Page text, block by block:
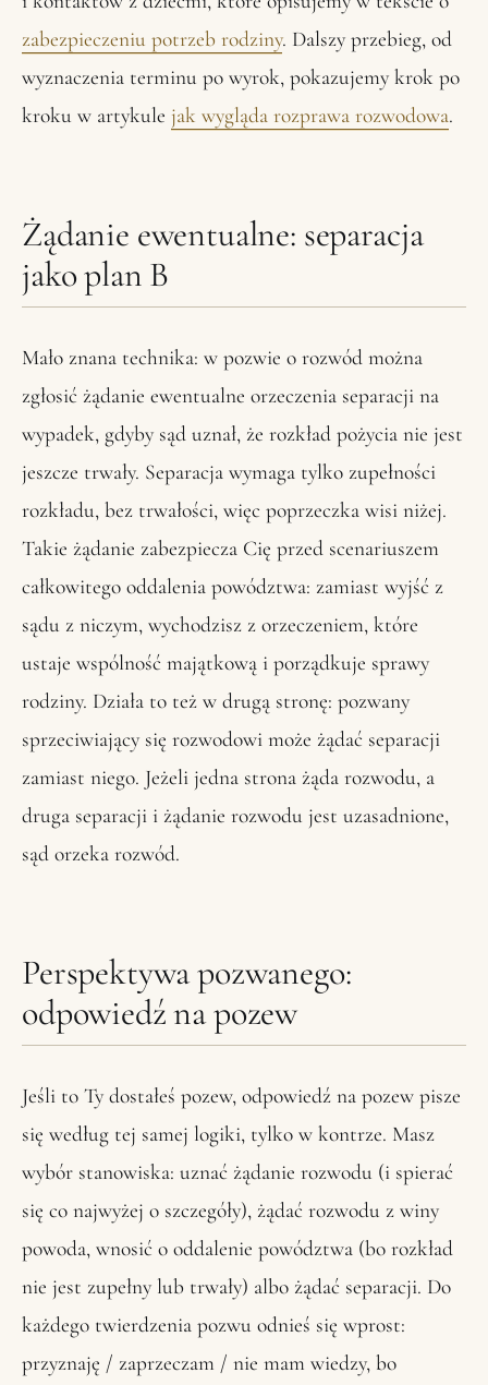
zabezpieczeniu potrzeb rodziny. Dalszy przebieg, od
wyznaczenia terminu po wyrok, pokazujemy krok po
kroku w artykule jak wygląda rozprawa rozwodowa.
Żądanie ewentualne: separacja
jako plan B
Mało znana technika: w pozwie o rozwód można
zgłosić żądanie ewentualne orzeczenia separacji na
wypadek, gdyby sąd uznał, że rozkład pożycia nie jest
jeszcze trwały. Separacja wymaga tylko zupełności
rozkładu, bez trwałości, więc poprzeczka wisi niżej.
Takie żądanie zabezpiecza Cię przed scenariuszem
całkowitego oddalenia powództwa: zamiast wyjść z
sądu z niczym, wychodzisz z orzeczeniem, które
ustaje wspólność majątkową i porządkuje sprawy
rodziny. Działa to też w drugą stronę: pozwany
sprzeciwiający się rozwodowi może żądać separacji
zamiast niego. Jeżeli jedna strona żąda rozwodu, a
druga separacji i żądanie rozwodu jest uzasadnione,
sąd orzeka rozwód.
Perspektywa pozwanego:
odpowiedź na pozew
Jeśli to Ty dostałeś pozew, odpowiedź na pozew pisze
się według tej samej logiki, tylko w kontrze. Masz
wybór stanowiska: uznać żądanie rozwodu (i spierać
się co najwyżej o szczegóły), żądać rozwodu z winy
powoda, wnosić o oddalenie powództwa (bo rozkład
nie jest zupełny lub trwały) albo żądać separacji. Do
każdego twierdzenia pozwu odnieś się wprost:
przyznaję / zaprzeczam / nie mam wiedzy, bo